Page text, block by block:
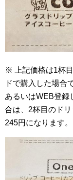
※ 上記価格は1杯
ドで購入した場合
あるいはWEB登録
合は、2杯目のド
245円になります。